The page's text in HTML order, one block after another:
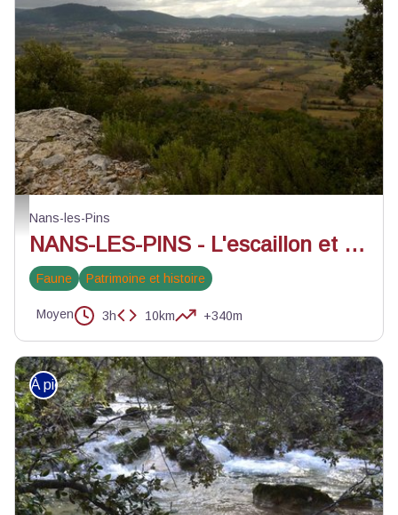
La vue de la plaine de Nans - Andrea Fernandez - PNR Sainte-Baume
Nans-les-Pins
NANS-LES-PINS - L'escaillon et le chemin de la glace
Faune Patrimoine et histoire
Moyen 3h 10km +340m
À pied